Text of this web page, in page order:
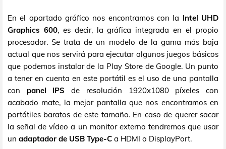
En el apartado gráfico nos encontramos con la Intel UHD
Graphics 600, es decir, la gráfica integrada en el propio
procesador. Se trata de un modelo de la gama más baja
actual que nos servirá para ejecutar algunos juegos básicos
que podemos instalar de la Play Store de Google. Un punto
a tener en cuenta en este portátil es el uso de una pantalla
con panel IPS de resolución 1920x1080 píxeles con
acabado mate, la mejor pantalla que nos encontramos en
portátiles baratos de este tamaño. En caso de querer sacar
la señal de vídeo a un monitor externo tendremos que usar
un adaptador de USB Type-C a HDMI o DisplayPort.